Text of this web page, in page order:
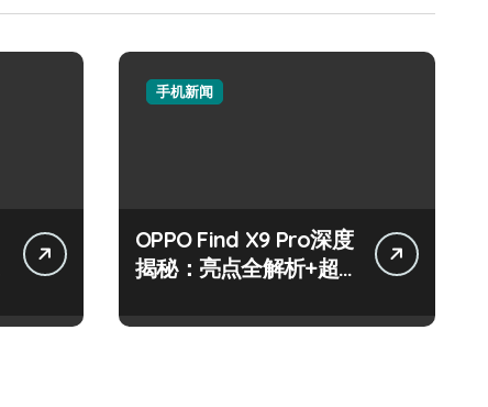
手机新闻
OPPO Find X9 Pro深度
揭秘：亮点全解析+超